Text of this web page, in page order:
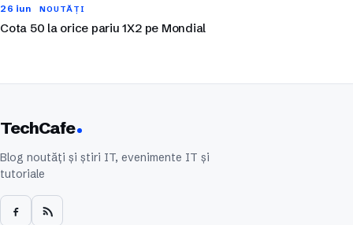
26 iun NOUTĂȚI
Cota 50 la orice pariu 1X2 pe Mondial
TechCafe
Blog noutăți și știri IT, evenimente IT și
tutoriale